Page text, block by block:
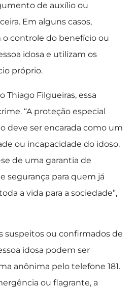
de auxílio ou
Em alguns casos,
o controle do benefício ou
idosa e utilizam os
próprio.
Thiago Filgueiras, essa
“A proteção especial
deve ser encarada como um
ou incapacidade do idoso.
de uma garantia de
segurança para quem já
a vida para a sociedade”,
suspeitos ou confirmados de
idosa podem ser
anônima pelo telefone 181.
ou flagrante, a